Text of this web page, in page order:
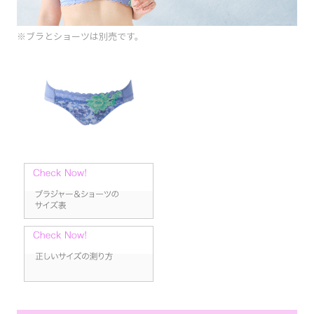
※ブラとショーツは別売です。